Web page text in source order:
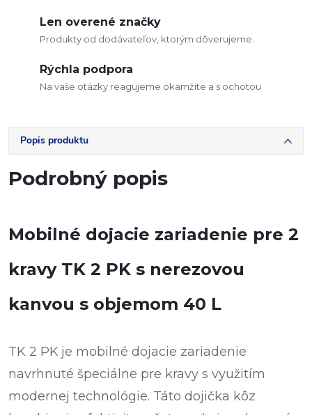
Len overené značky
Produkty od dodávateľov, ktorým dôverujeme.
Rýchla podpora
Na vaše otázky reagujeme okamžite a s ochotou
Popis produktu
Podrobný popis
Mobilné dojacie zariadenie pre 2
kravy TK 2 PK s nerezovou
kanvou s objemom 40 L
TK 2 PK je mobilné dojacie zariadenie
navrhnuté špeciálne pre kravy s využitím
modernej technológie. Táto dojička kôz